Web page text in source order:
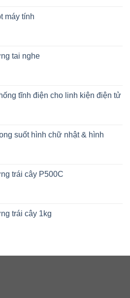
máy tính
tai nghe
tĩnh điện cho linh kiện điện tử
suốt hình chữ nhật & hình
trái cây P500C
trái cây 1kg